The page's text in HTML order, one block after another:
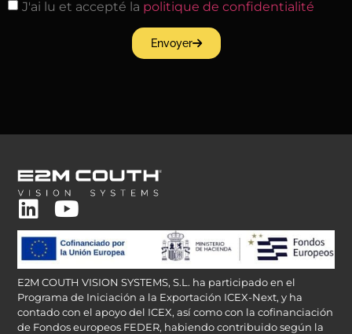
J'ai lu et accepté la politique de confidentialité
Envoyer
E2M COUTH VISION SYSTEMS, S.L. ha participado en el
Programa de Iniciación a la Exportación ICEX-Next, y ha
contado con el apoyo del ICEX, así como con la cofinanciación
de Fondos europeos FEDER, habiendo contribuido según la